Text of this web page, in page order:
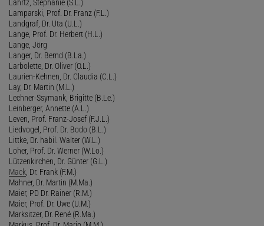
Lahrtz, Stephanie (S.L.)
Lamparski, Prof. Dr. Franz (F.L.)
Landgraf, Dr. Uta (U.L.)
Lange, Prof. Dr. Herbert (H.L.)
Lange, Jörg
Langer, Dr. Bernd (B.La.)
Larbolette, Dr. Oliver (O.L.)
Laurien-Kehnen, Dr. Claudia (C.L.)
Lay, Dr. Martin (M.L.)
Lechner-Ssymank, Brigitte (B.Le.)
Leinberger, Annette (A.L.)
Leven, Prof. Franz-Josef (F.J.L.)
Liedvogel, Prof. Dr. Bodo (B.L.)
Littke, Dr. habil. Walter (W.L.)
Loher, Prof. Dr. Werner (W.Lo.)
Lützenkirchen, Dr. Günter (G.L.)
Mack , Dr. Frank (F.M.)
Mahner, Dr. Martin (M.Ma.)
Maier, PD Dr. Rainer (R.M.)
Maier, Prof. Dr. Uwe (U.M.)
Marksitzer, Dr. René (R.Ma.)